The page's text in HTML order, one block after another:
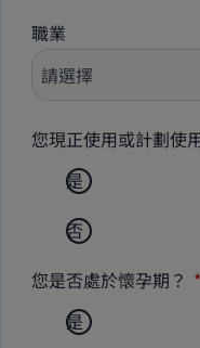
職業
您現正使用或計劃使
是
否
您是否處於懷孕期？
是